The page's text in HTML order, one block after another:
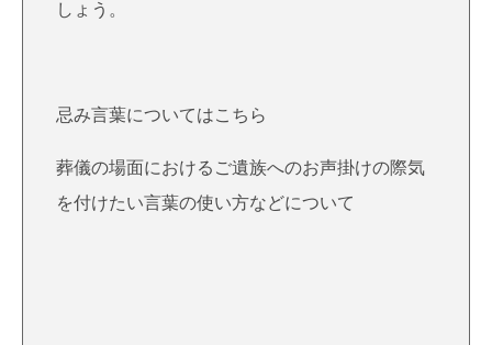
しょう。
忌み言葉についてはこちら
葬儀の場面におけるご遺族へのお声掛けの際気
を付けたい言葉の使い方などについて